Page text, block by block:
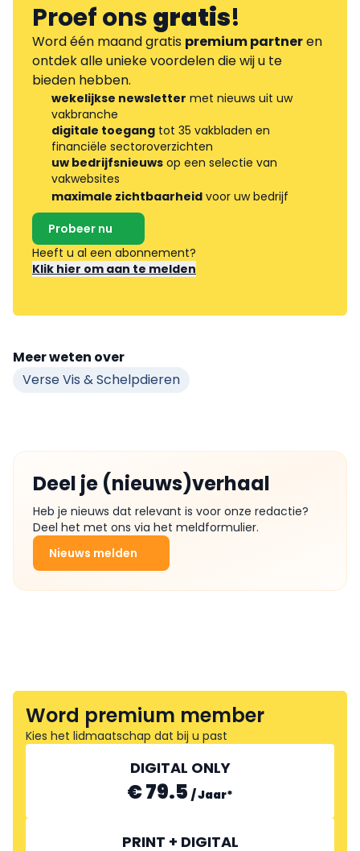
Proef onsgratis!
Word één maand gratis premium partneren
ontdek alle unieke voordelen die wij u te
bieden hebben.
wekelijkse newsletter met nieuws uit uw
vakbranche
digitale toegang tot 35 vakbladen en
financiële sectoroverzichten
uw bedrijfsnieuws op een selectie van
vakwebsites
maximale zichtbaarheid voor uw bedrijf
Probeer nu
Heeft u al een abonnement?
Klik hier om aan te melden
Meer weten over
Verse Vis & Schelpdieren
Deel je (nieuws)verhaal
Heb je nieuws dat relevant is voor onze redactie?
Deel het met ons via het meldformulier.
Nieuws melden
Word premium member
Kies het lidmaatschap dat bij u past
DIGITAL ONLY
€ 79.5 /Jaar*
PRINT + DIGITAL